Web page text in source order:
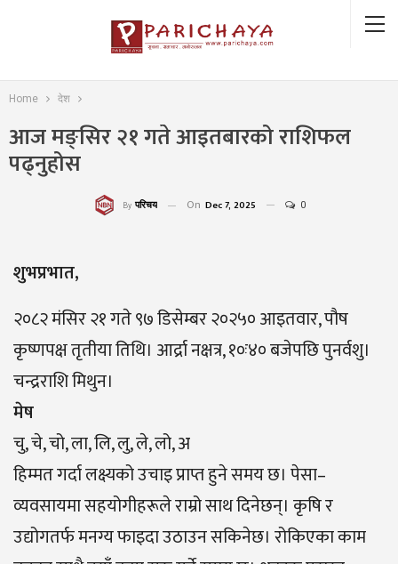
Home देश
आज मङ्सिर २१ गते आइतबारको राशिफल
पढ्नुहोस
By परिचय On Dec 7, 2025 0
शुभप्रभात,
२०८२ मंसिर २१ गते ९७ डिसेम्बर २०२५० आइतवार, पौष
कृष्णपक्ष तृतीया तिथि। आर्द्रा नक्षत्र, १०ः४० बजेपछि पुनर्वशु।
चन्द्रराशि मिथुन।
मेष
चु, चे, चो, ला, लि, लु, ले, लो, अ
हिम्मत गर्दा लक्ष्यको उचाइ प्राप्त हुने समय छ। पेसा–
व्यवसायमा सहयोगीहरूले राम्रो साथ दिनेछन्। कृषि र
उद्योगतर्फ मनग्य फाइदा उठाउन सकिनेछ। रोकिएका काम